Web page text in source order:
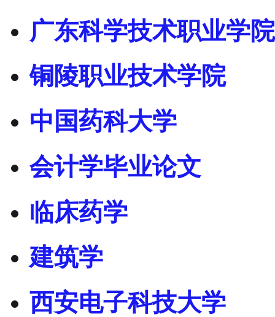
广东科学技术职业学院
铜陵职业技术学院
中国药科大学
会计学毕业论文
临床药学
建筑学
西安电子科技大学